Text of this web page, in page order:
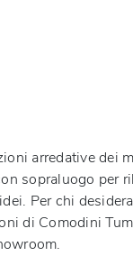
arredative dei
sopraluogo per
. Per chi
di Comodini